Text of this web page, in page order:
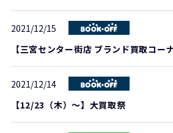
2021/12/15
【三宮センター街店 ブランド買取コー
2021/12/14
【12/23（木）～】大買取祭